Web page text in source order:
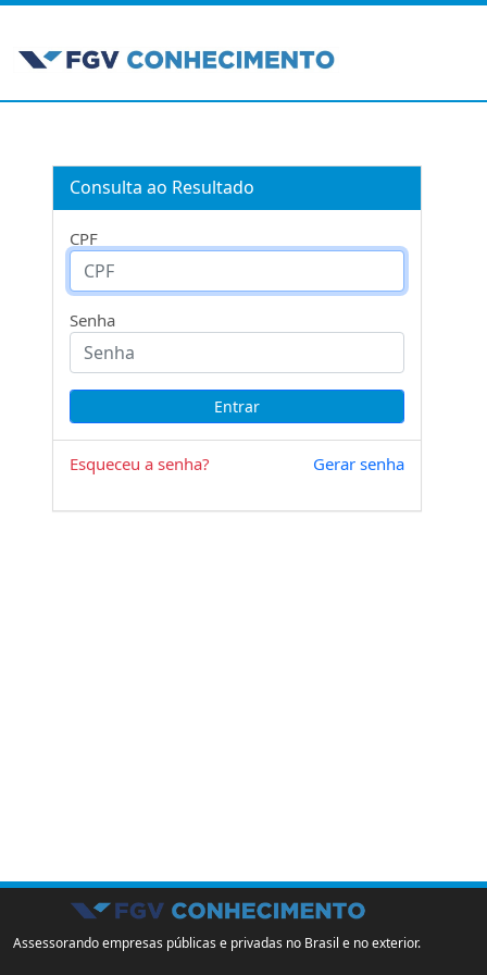
Consulta ao Resultado
CPF
Senha
Esqueceu a senha? Gerar senha
Assessorando empresas públicas e privadas no Brasil e no exterior.